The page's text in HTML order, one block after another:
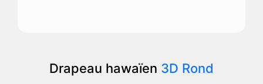
Drapeau hawaïen 3D Rond